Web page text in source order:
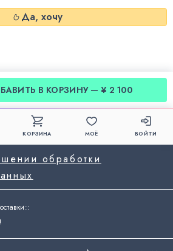
Да, хочу
В КОРЗИНУ — ¥ 2 100
КОРЗИНА МОЁ ВОЙТИ
обработки
: